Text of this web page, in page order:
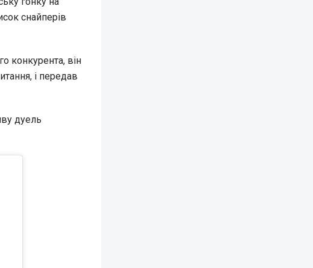
снайперів
конкурента, він
і передав
дуель